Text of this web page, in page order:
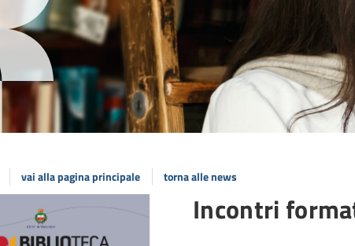
vai alla pagina principale torna alle news
Incontri